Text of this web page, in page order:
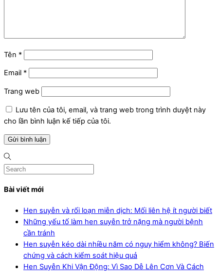
Tên *
Email *
Trang web
Lưu tên của tôi, email, và trang web trong trình duyệt này
cho lần bình luận kế tiếp của tôi.
Bài viết mới
Hen suyễn và rối loạn miễn dịch: Mối liên hệ ít người biết
Những yếu tố làm hen suyễn trở nặng mà người bệnh
cần tránh
Hen suyễn kéo dài nhiều năm có nguy hiểm không? Biến
chứng và cách kiểm soát hiệu quả
Hen Suyễn Khi Vận Động: Vì Sao Dễ Lên Cơn Và Cách